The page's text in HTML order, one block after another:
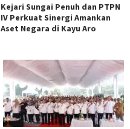
Kejari Sungai Penuh dan PTPN
IV Perkuat Sinergi Amankan
Aset Negara di Kayu Aro